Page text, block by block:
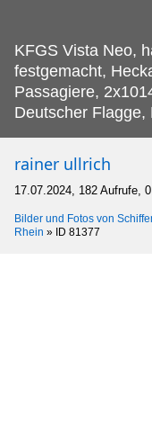
KFGS Vista Neo,
festgemacht,
Passagiere,
Deutscher Flagge,
rainer ullrich
17.07.2024, 182 Aufrufe,
Bilder und Fotos von
Rhein » ID 81377